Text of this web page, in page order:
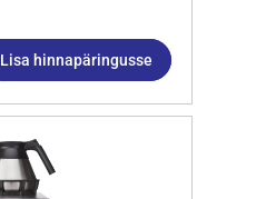
Lisa hinnapäringusse